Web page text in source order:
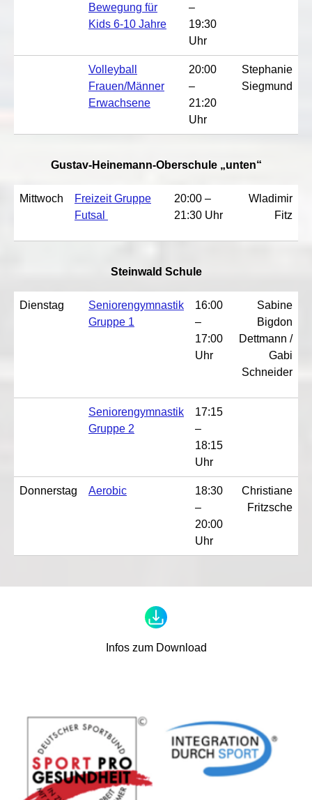
Bewegung für
Kids 6-10 Jahre
–
19:30
Uhr
Volleyball
Frauen/Männer
Erwachsene
20:00
–
21:20
Uhr
Stephanie
Siegmund
Gustav-Heinemann-Oberschule „unten“
Mittwoch
Freizeit Gruppe
Futsal
20:00 –
21:30 Uhr
Wladimir
Fitz
Steinwald Schule
Dienstag
Seniorengymnastik
Gruppe 1
16:00
–
17:00
Uhr
Sabine
Bigdon
Dettmann /
Gabi
Schneider
Seniorengymnastik
Gruppe 2
17:15
–
18:15
Uhr
Donnerstag Aerobic
18:30
–
20:00
Uhr
Christiane
Fritzsche
Infos zum Download